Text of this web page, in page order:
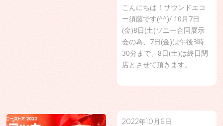
こんにちは！サウンドエコ
ー須藤です(^^)/ 10月7日
(金)8日(土)ソニー合同展示
会の為、7日(金)は午後3時
30分まで、8日(土)は終日閉
店とさせて頂きます。
2022年10月6日